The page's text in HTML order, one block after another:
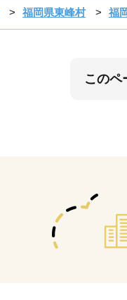
福岡県東峰村 福
このペ